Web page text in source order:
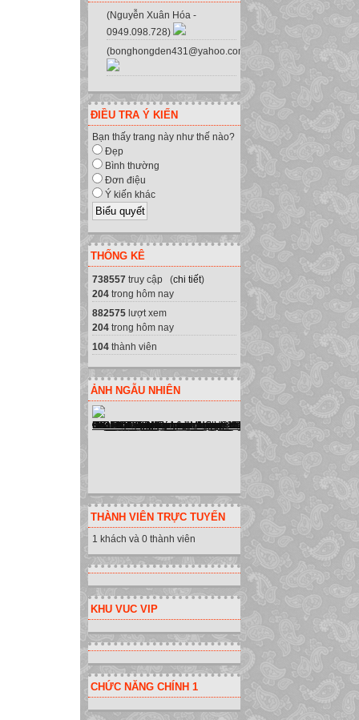
(Nguyễn Xuân Hóa -
0949.098.728)
(bonghongden431@yahoo.com.vn)
ĐIỀU TRA Ý KIẾN
Bạn thấy trang này như thế nào?
Đẹp
Bình thường
Đơn điệu
Ý kiến khác
THỐNG KÊ
738557 truy cập (chi tiết)
204 trong hôm nay
882575 lượt xem
204 trong hôm nay
104 thành viên
ẢNH NGẪU NHIÊN
THÀNH VIÊN TRỰC TUYẾN
1 khách và 0 thành viên
KHU VUC VIP
CHỨC NĂNG CHÍNH 1